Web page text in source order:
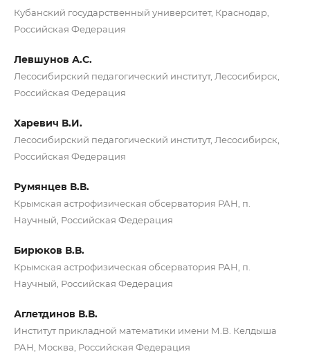
Кубанский государственный университет, Краснодар,
Российская Федерация
Левшунов А.С.
Лесосибирский педагогический институт, Лесосибирск,
Российская Федерация
Харевич В.И.
Лесосибирский педагогический институт, Лесосибирск,
Российская Федерация
Румянцев В.В.
Крымская астрофизическая обсерватория РАН, п.
Научный, Российская Федерация
Бирюков В.В.
Крымская астрофизическая обсерватория РАН, п.
Научный, Российская Федерация
Аглетдинов В.В.
Институт прикладной математики имени М.В. Келдыша
РАН, Москва, Российская Федерация